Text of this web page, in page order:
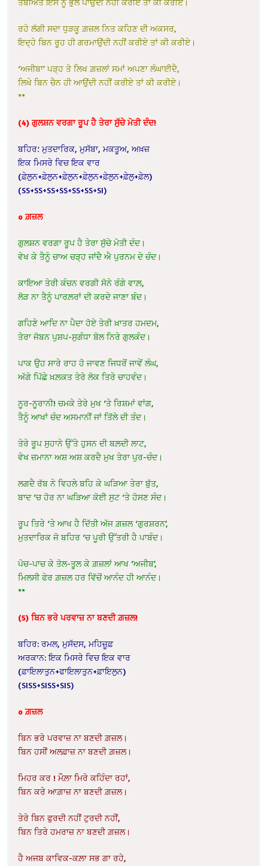
ਤਬੀਅਤ ਇਸ ਨੂੰ ਭੁਲ ਪਾਉਂਦੀ ਨਹੀਂ ਕਰੀਏ ਤਾਂ ਕੀ ਕਰੀਏ।
ਰਹੇ ਲੱਗੀ ਸਦਾ ਧੁੜਕੂ ਗ਼ਜ਼ਲ ਨਿਤ ਕਹਿਣ ਦੀ ਅਕਸਰ,
ਇਦ੍ਹੇ ਬਿਨ ਰੂਹ ਹੀ ਗਰਮਾਉਂਦੀ ਨਹੀਂ ਕਰੀਏ ਤਾਂ ਕੀ ਕਰੀਏ।
‘ਅਜੀਬਾ’ ਪੜ੍ਹ ਤੇ ਲਿਖ ਗ਼ਜ਼ਲਾਂ ਸਮਾਂ ਅਪਣਾ ਲੰਘਾਈਦੈ,
ਲਿਖੇ ਬਿਨ ਚੈਨ ਹੀ ਆਉਂਦੀ ਨਹੀਂ ਕਰੀਏ ਤਾਂ ਕੀ ਕਰੀਏ।
**
(4) ਗੁਲਸ਼ਨ ਵਰਗਾ ਰੂਪ ਹੈ ਤੇਰਾ ਸੁੱਚੇ ਮੋਤੀ ਦੰਦ!
ਬਹਿਰ؛ ਮੁਤਦਾਰਿਕ, ਮੁਸੱਬਾ, ਮਕਤੂਅ, ਅਖ਼ਜ਼
ਇਕ ਮਿਸਰੇ ਵਿਚ ਇਕ ਵਾਰ
(ਫ਼ੇਲੁਨ+ਫ਼ੇਲੁਨ+ਫ਼ੇਲੁਨ+ਫ਼ੇਲੁਨ+ਫ਼ੇਲੁਨ+ਫ਼ੇਲੁ+ਫ਼ੇਲ)
(SS+SS+SS+SS+SS+SS+SI)
o ਗ਼ਜ਼ਲ
ਗੁਲਸ਼ਨ ਵਰਗਾ ਰੂਪ ਹੈ ਤੇਰਾ ਸੁੱਚੇ ਮੋਤੀ ਦੰਦ।
ਵੇਖ ਕੇ ਤੈਨੂੰ ਚਾਅ ਚੜ੍ਹ ਜਾਂਦੈ ਐ ਪੁਰਨਮ ਦੇ ਚੰਦ।
ਕਾਇਆ ਤੇਰੀ ਕੰਚਨ ਵਰਗੀ ਸੋਨੇ ਰੰਗੇ ਵਾਲ਼,
ਲੋੜ ਨਾ ਤੈਨੂੰ ਪਾਰਲ਼ਰਾਂ ਦੀ ਕਰਦੇ ਜਾਣਾ ਬੰਦ।
ਗਹਿਣੇ ਆਦਿ ਨਾ ਪੈਦਾ ਹੋਏ ਤੇਰੀ ਖ਼ਾਤਰ ਹਮਦਮ,
ਤੇਰਾ ਜੋਬਨ ਪੁਸ਼ਪ-ਸੁਗੰਧਾ ਬੋਲ ਨਿਰੇ ਗੁਲਕੰਦ।
ਪਾਕ ਉਹ ਸਾਰੇ ਰਾਹ ਹੋ ਜਾਵਣ ਜਿਧਰੋਂ ਜਾਵੇਂ ਲੰਘ,
ਅੱਗੇ ਪਿੱਛੇ ਖ਼ਲ਼ਕਤ ਤੇਰੇ ਲੋਕ ਤਿਰੇ ਚਾਹਵੰਦ।
ਨੂਰ-ਨੂਰਾਨੀ! ਚਮਕੇ ਤੇਰੇ ਮੁਖ ‘ਤੇ ਰਿਸ਼ਮਾਂ ਵਾਂਗ,
ਤੈਨੂੰ ਆਖਾਂ ਚੰਦ ਅਸਮਾਨੀਂ ਜਾਂ ਤਿੱਲੇ ਦੀ ਤੰਦ।
ਤੇਰੇ ਰੂਪ ਸੁਹਾਨੇ ਉੱਤੇ ਹੁਸਨ ਦੀ ਬਲ਼ਦੀ ਲਾਟ,
ਵੇਖ ਜ਼ਮਾਨਾ ਅਸ਼ ਅਸ਼ ਕਰਦੈ ਮੁਖ ਤੇਰਾ ਪੁਰ-ਚੰਦ।
ਲਗਦੈ ਰੱਬ ਨੇ ਵਿਹਲੇ ਬਹਿ ਕੇ ਘੜਿਆ ਤੇਰਾ ਬੁੱਤ,
ਬਾਦ ‘ਚ ਹੋਰ ਨਾ ਘੜਿਆ ਕੋਈ ਸੁਟ ‘ਤੇ ਹੋਸਣ ਸੰਦ।
ਰੂਪ ਤਿਰੇ ‘ਤੇ ਆਖ ਹੈ ਦਿੱਤੀ ਅੱਜ ਗ਼ਜ਼ਲ ‘ਗੁਰਸ਼ਰਨ’,
ਮੁਤਦਾਰਿਕ ਜੋ ਬਹਿਰ ‘ਚ ਪੂਰੀ ਉੱਤਰੀ ਹੈ ਪਾਬੰਦ।
ਪੋਚ-ਪਾਚ ਕੇ ਤੋਲ-ਤੂਲ ਕੇ ਗ਼ਜ਼ਲਾਂ ਆਖ ‘ਅਜੀਬ’,
ਮਿਲਸੀ ਫੇਰ ਗ਼ਜ਼ਲ ਹਰ ਵਿੱਚੋਂ ਆਨੰਦ ਹੀ ਆਨੰਦ।
**
(5) ਬਿਨ ਭਰੇ ਪਰਵਾਜ਼ ਨਾ ਬਣਦੀ ਗ਼ਜ਼ਲ!
ਬਹਿਰ: ਰਮਲ, ਮੁਸੱਦਸ, ਮਹਿਜ਼ੂਫ਼
ਅਰਕਾਨ: ਇਕ ਮਿਸਰੇ ਵਿਚ ਇਕ ਵਾਰ
(ਫ਼ਾਇਲਾਤੁਨ+ਫਾਇਲਾਤੁਨ+ਫ਼ਾਇਲੁਨ)
(SISS+SISS+SIS)
o ਗ਼ਜ਼ਲ
ਬਿਨ ਭਰੇ ਪਰਵਾਜ਼ ਨਾ ਬਣਦੀ ਗ਼ਜ਼ਲ।
ਬਿਨ ਹਸੀਂ ਅਲਫ਼ਾਜ਼ ਨਾ ਬਣਦੀ ਗ਼ਜ਼ਲ।
ਮਿਹਰ ਕਰ ! ਮੌਲ਼ਾ ਮਿਰੇ ਕਹਿੰਦਾ ਰਹਾਂ,
ਬਿਨ ਕਰੇ ਆਗ਼ਾਜ਼ ਨਾ ਬਣਦੀ ਗ਼ਜ਼ਲ।
ਤੇਰੇ ਬਿਨ ਫੁਰਦੀ ਨਹੀਂ ਟੁਰਦੀ ਨਹੀਂ,
ਬਿਨ ਤਿਰੇ ਹਮਰਾਜ਼ ਨਾ ਬਣਦੀ ਗ਼ਜ਼ਲ।
ਹੈ ਅਜਬ ਕਾਵਿਕ-ਕਲ਼ਾ ਸਭ ਗਾ ਰਹੇ,